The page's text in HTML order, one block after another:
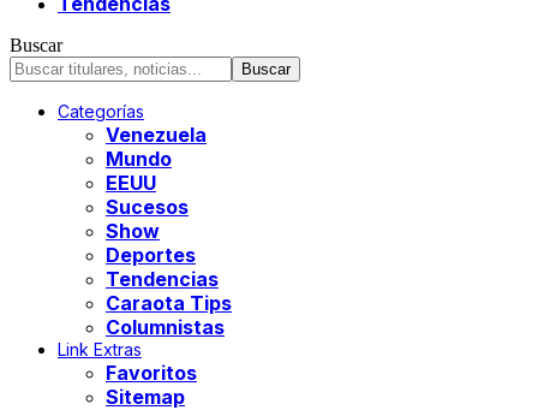
Buscar
Categorías
Venezuela
Mundo
EEUU
Sucesos
Show
Deportes
Tendencias
Caraota Tips
Columnistas
Link Extras
Favoritos
Sitemap